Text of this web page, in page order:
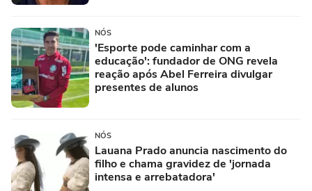
NÓS
'Esporte pode caminhar com a
educação': fundador de ONG revela
reação após Abel Ferreira divulgar
presentes de alunos
NÓS
Lauana Prado anuncia nascimento do
filho e chama gravidez de 'jornada
intensa e arrebatadora'